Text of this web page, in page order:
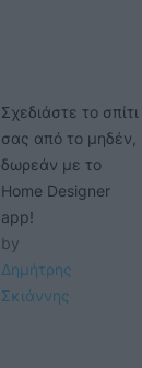
Σχεδιάστε το σπίτι
σας από το μηδέν,
δωρεάν με το
Home Designer
app!
by
Δημήτρης
Σκιάννης